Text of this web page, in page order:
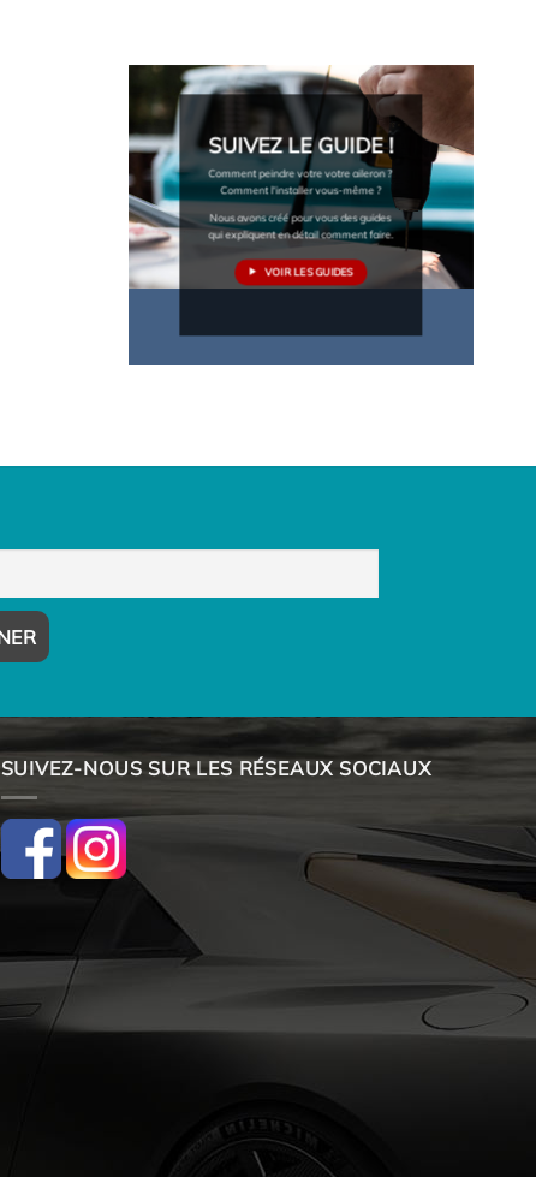
SUIVEZ LE GUIDE !
Comment peindre votre votre aileron ?
Comment l'installer vous-même ?
Nous avons créé pour vous des guides
qui expliquent en détail comment faire.
VOIR LES GUIDES
SUIVEZ-NOUS SUR LES RÉSEAUX SOCIAUX